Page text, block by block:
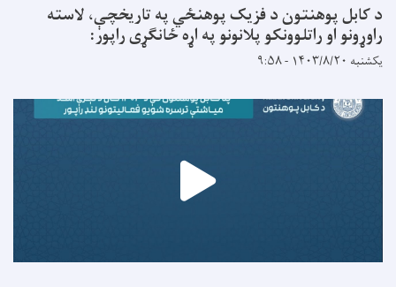
د کابل پوهنتون د فزیک پوهنځي په تاریخچې، لاسته
راوړونو او راتلوونکو پلانونو په اړه ځانګړی راپور:
یکشنبه ۱۴۰۳/۸/۲۰ - ۹:۵۸